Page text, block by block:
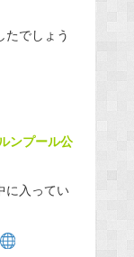
たでしょう
ンプール公
に入ってい